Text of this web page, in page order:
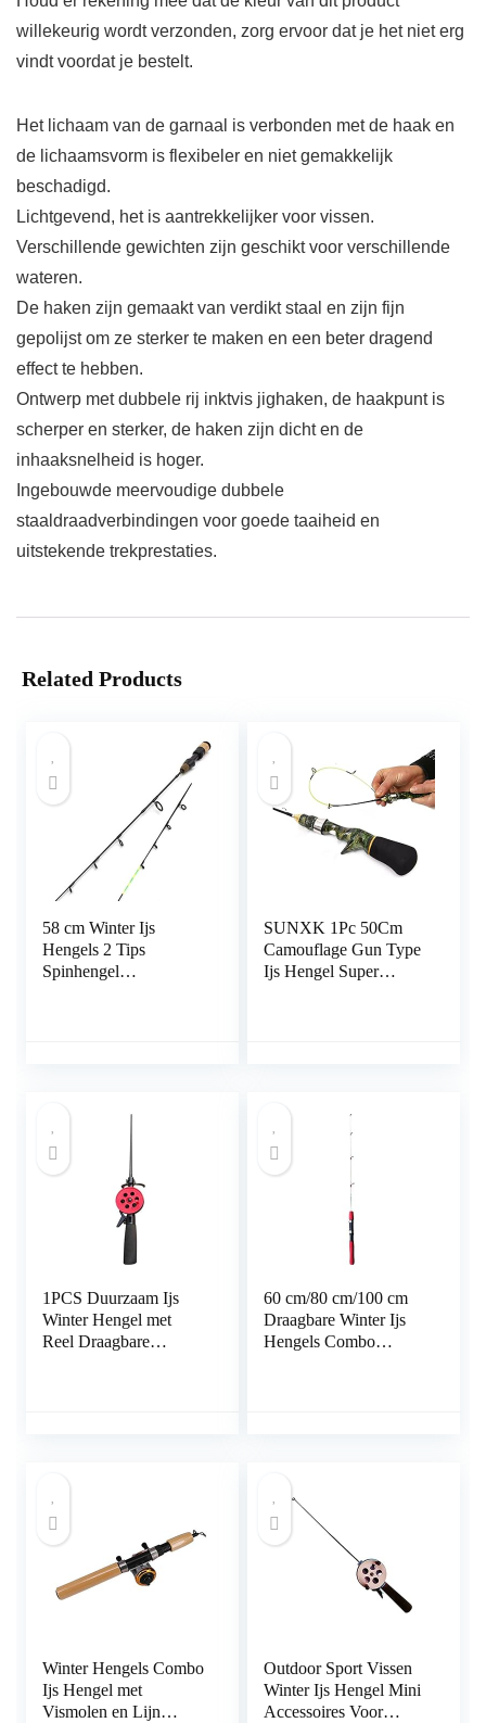
willekeurig wordt verzonden, zorg ervoor dat je het niet erg
vindt voordat je bestelt.
Het lichaam van de garnaal is verbonden met de haak en
de lichaamsvorm is flexibeler en niet gemakkelijk
beschadigd.
Lichtgevend, het is aantrekkelijker voor vissen.
Verschillende gewichten zijn geschikt voor verschillende
wateren.
De haken zijn gemaakt van verdikt staal en zijn fijn
gepolijst om ze sterker te maken en een beter dragend
effect te hebben.
Ontwerp met dubbele rij inktvis jighaken, de haakpunt is
scherper en sterker, de haken zijn dicht en de
inhaaksnelheid is hoger.
Ingebouwde meervoudige dubbele
staaldraadverbindingen voor goede taaiheid en
uitstekende trekprestaties.
Related Products
58 cm Winter Ijs
Hengels 2 Tips
Spinhengel
SUNXK 1Pc 50Cm
Camouflage Gun Type
Ijs Hengel Super
1PCS Duurzaam Ijs
Winter Hengel met
Reel Draagbare
60 cm/80 cm/100 cm
Draagbare Winter Ijs
Hengels Combo
Winter Hengels Combo
Ijs Hengel met
Vismolen en Lijn
Outdoor Sport Vissen
Winter Ijs Hengel Mini
Accessoires Voor